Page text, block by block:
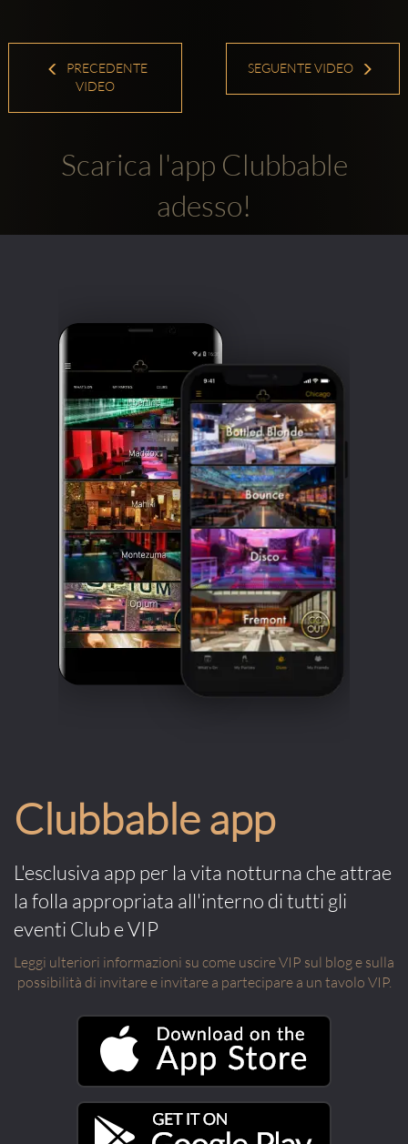
PRECEDENTE
VIDEO
SEGUENTE VIDEO
Scarica l'app Clubbable
adesso!
Clubbable app
L'esclusiva app per la vita notturna che attrae
la folla appropriata all'interno di tutti gli
eventi Club e VIP
Leggi ulteriori informazioni su come uscire VIP sul blog e sulla
possibilità di invitare e invitare a partecipare a un tavolo VIP.